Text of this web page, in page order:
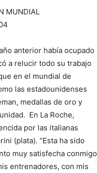
anterior había ocupado
a relucir todo su trabajo
en el mundial de
las estadounidenses
medallas de oro y
En La Roche,
por las italianas
(plata). “Esta ha sido
muy satisfecha conmigo
entrenadores, con mis